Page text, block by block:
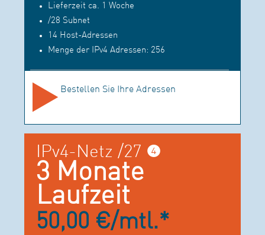
Lieferzeit ca. 1 Woche
/28 Subnet
14 Host-Adressen
Menge der IPv4 Adressen: 256
Bestellen Sie Ihre Adressen
IPv4-Netz /27 ❹
3 Monate
Laufzeit
50,00 €/mtl.*